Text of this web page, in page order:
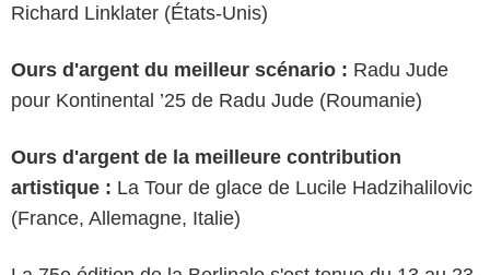
Richard Linklater (États-Unis)
Ours d'argent du meilleur scénario : Radu Jude
pour Kontinental ’25 de Radu Jude (Roumanie)
Ours d'argent de la meilleure contribution
artistique : La Tour de glace de Lucile Hadzihalilovic
(France, Allemagne, Italie)